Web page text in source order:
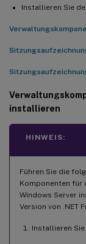
Installieren Sie
installieren
HINWEIS:
Führen Sie die
Komponenten für
Windows Server
Version von .NET
Installieren Sie